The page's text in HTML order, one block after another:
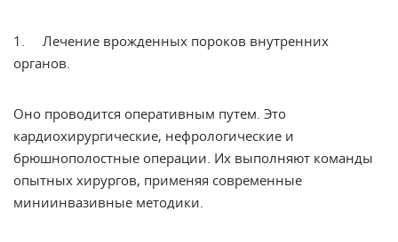
1. Лечение врожденных пороков внутренних
органов.
Оно проводится оперативным путем. Это
кардиохирургические, нефрологические и
брюшнополостные операции. Их выполняют команды
опытных хирургов, применяя современные
миниинвазивные методики.